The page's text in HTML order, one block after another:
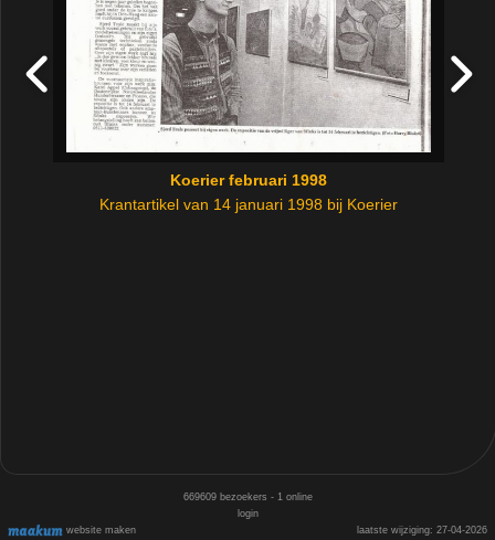
Koerier februari 1998
Krantartikel van 14 januari 1998 bij Koerier
website maken
669609bezoekers - 1 online
login
laatste wijziging: 27-04-2026